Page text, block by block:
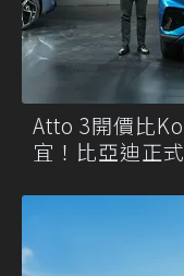
Atto 3開價比
宜！比亞迪正